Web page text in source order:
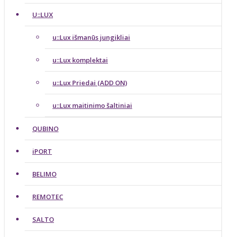
U::LUX
u::Lux išmanūs jungikliai
u::Lux komplektai
u::Lux Priedai (ADD ON)
u::Lux maitinimo šaltiniai
QUBINO
iPORT
BELIMO
REMOTEC
SALTO